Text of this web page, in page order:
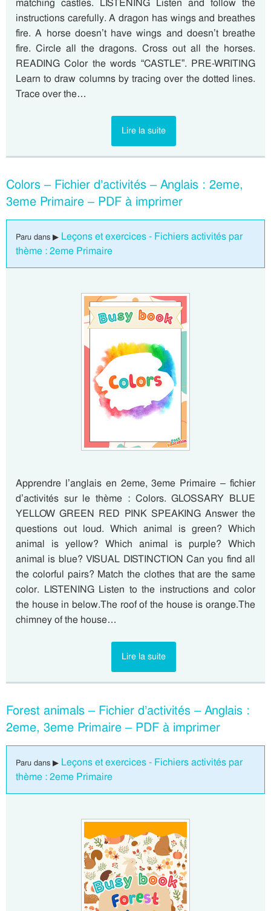
matching castles. LISTENING Listen and follow the
instructions carefully. A dragon has wings and breathes
fire. A horse doesn’t have wings and doesn’t breathe
fire. Circle all the dragons. Cross out all the horses.
READING Color the words “CASTLE”. PRE-WRITING
Learn to draw columns by tracing over the dotted lines.
Trace over the…
Lire la suite
Colors – Fichier d’activités – Anglais : 2eme,
3eme Primaire – PDF à imprimer
Paru dans ▶ Leçons et exercices - Fichiers activités par
thème : 2eme Primaire
Apprendre l’anglais en 2eme, 3eme Primaire – fichier
d’activités sur le thème : Colors. GLOSSARY BLUE
YELLOW GREEN RED PINK SPEAKING Answer the
questions out loud. Which animal is green? Which
animal is yellow? Which animal is purple? Which
animal is blue? VISUAL DISTINCTION Can you find all
the colorful pairs? Match the clothes that are the same
color. LISTENING Listen to the instructions and color
the house in below.The roof of the house is orange.The
chimney of the house…
Lire la suite
Forest animals – Fichier d’activités – Anglais :
2eme, 3eme Primaire – PDF à imprimer
Paru dans ▶ Leçons et exercices - Fichiers activités par
thème : 2eme Primaire